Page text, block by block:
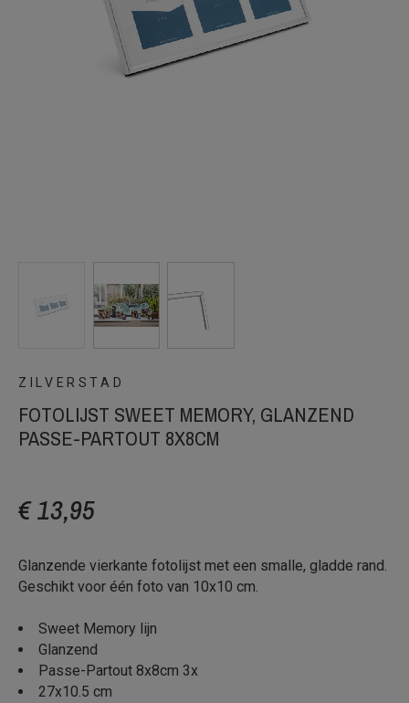
ZILVERSTAD
FOTOLIJST SWEET MEMORY, GLANZEND
PASSE-PARTOUT 8X8CM
€ 13,95
Glanzende vierkante fotolijst met een smalle, gladde rand.
Geschikt voor één foto van 10x10 cm.
Sweet Memory lijn
Glanzend
Passe-Partout 8x8cm 3x
27x10.5 cm